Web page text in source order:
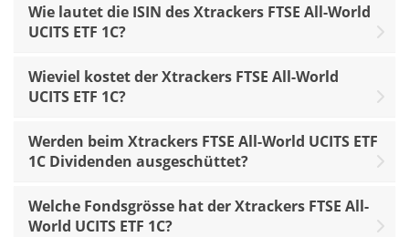
Wie lautet die ISIN des Xtrackers FTSE All-World
UCITS ETF 1C?
Wieviel kostet der Xtrackers FTSE All-World
UCITS ETF 1C?
Werden beim Xtrackers FTSE All-World UCITS ETF
1C Dividenden ausgeschüttet?
Welche Fondsgrösse hat der Xtrackers FTSE All-
World UCITS ETF 1C?